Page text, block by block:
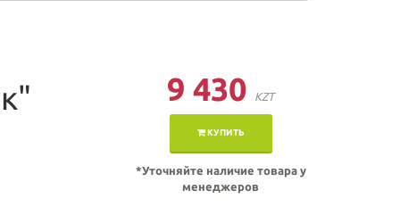
9 430 KZT
КУПИТЬ
*Уточняйте наличие товара у
менеджеров